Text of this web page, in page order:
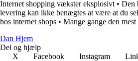
Internet shopping vækster eksplosivt • Den
levering kan ikke benægtes at være at du
hos internet shops • Mange gange den
Dan Hjem
Del og hjælp
X
Facebook Instagram